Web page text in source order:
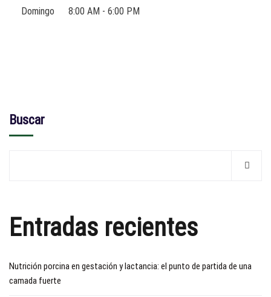
Domingo
8:00 AM - 6:00 PM
Buscar
Entradas recientes
Nutrición porcina en gestación y lactancia: el punto de partida de una
camada fuerte